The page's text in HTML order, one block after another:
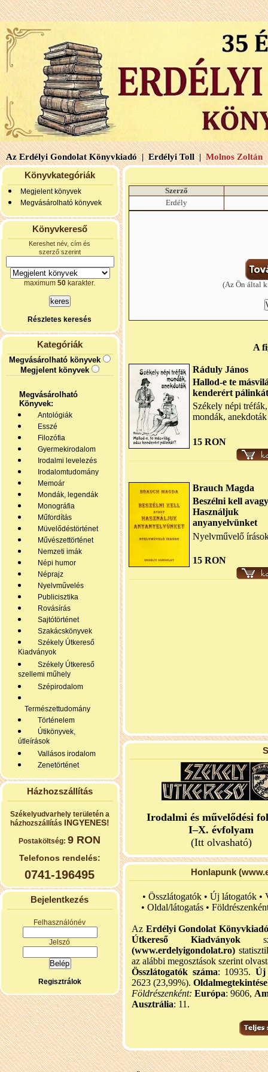
Az Erdélyi Gondolat Könyvkiadó | Erdélyi Toll | Molnos Zoltán
Könyvkategóriák
Megjelent könyvek
Megvásárolható könyvek
Könyvkereső
Kereshet név, cím és
szerző szerint
maximum50 karakter.
Részletes keresés
Kategóriák
Megvásárolható könyvek
Megjelent könyvek
Megvásárolható
Könyvek:
Antológiák
Esszé
Filozófia
Gyermekirodalom
Irodalmi levelezés
Irodalomtudomány
Memoár
Mondák, legendák
Monográfia
Műfordítás
Müvelődéstörténet
Művészettörténet
Nemzeti imák
Népi humor
Néprajz
Nyelvművelés
Publicisztika
Rovásírás
Sajtótörténet
Szakácskönyvek
Székely Útkereső
Kiadványok
Székely Útkereső
szellemi műhely
Szépirodalom
Természettudomány
Történelem
Útikönyvek,
útleírások
Vallásos irodalom
Zenetörténet
Házhozszállítás
Székelyudvarhely területén a
házhozszállítás INGYENES!
Postaköltség:9 RON
Telefonos rendelés:
0741-196495
Bejelentkezés
Felhasználónév
Jelszó
Regisztrálok
Szerző
Erdély
(Az Ön által
A
Ráduly János
Hallod-e te
kenderért
Székely népi tréfák,
mondák, anekdoták
15 RON
Brauch Magda
Beszélni kell avagy
Használjuk
anyanyelvünket
Nyelvművelő
15 RON
Irodalmi és művelődési
I–X. évfolyam
(Itt olvasható)
Honlapunk
• Összlátogatók • Új látogatók •
• Oldal/látogatás •
Az Erdélyi Gondolat
Útkereső Kiadványok
(www.erdelyigondolat.ro)
az alábbi megosztások szerint
Összlátogatók száma: 10935. Új
2623 (23,99%).
Földrészenként: Európa: 9606,
Ausztrália: 11.